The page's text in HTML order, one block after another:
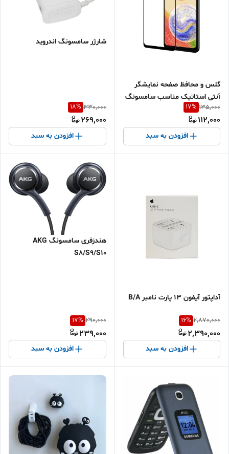
گلس و محافظ صفحه نمایشگر
آنتی استاتیک مناسب سامسونگ
A04
135,000
17%
112,000
افزودن به سبد
شارژر سامسونگ اندروید
330,000
18%
269,000
افزودن به سبد
آداپتور آیفون ۱۳ پارت نامبر B/A
2,870,000
16%
2,390,000
افزودن به سبد
هندزفری سامسونگ AKG
S8/S9/S10
290,000
17%
239,000
افزودن به سبد